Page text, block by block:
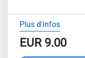
Plus d'infos
EUR9.00